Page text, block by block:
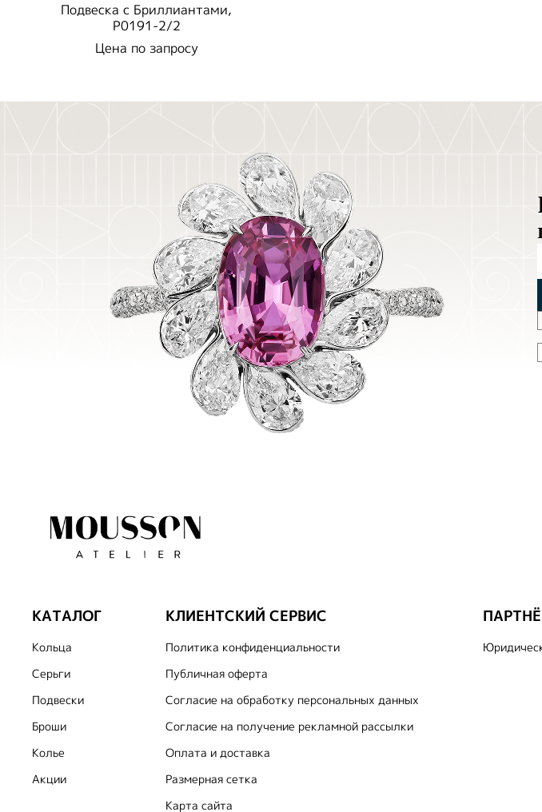
Подвеска с Бриллиантами,
P0191-2/2
Цена по запросу
КАТАЛОГ
Кольца
Серьги
Подвески
Броши
Колье
Акции
КЛИЕНТСКИЙ СЕРВИС
Политика конфиденциальности
Публичная оферта
Согласие на обработку персональных данных
Согласие на получение рекламной рассылки
Оплата и доставка
Размерная сетка
Карта сайта